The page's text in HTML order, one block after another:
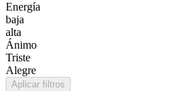
Energía
baja
alta
Ánimo
Triste
Alegre
Aplicar filtros